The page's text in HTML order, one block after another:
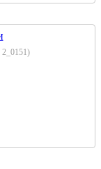
2_0151)